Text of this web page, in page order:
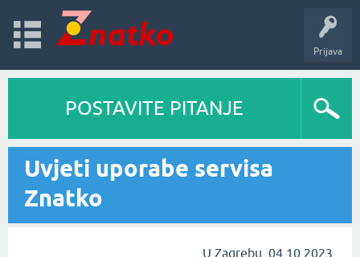
Prijava
POSTAVITE PITANJE
Uvjeti uporabe servisa
Znatko
U Zagrebu, 04.10.2023.